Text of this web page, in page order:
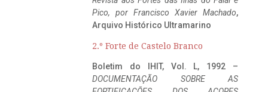
Pico, por Francisco Xavier Machado,
Arquivo Histórico Ultramarino
2.º Forte de Castelo Branco
Boletim do IHIT, Vol. L, 1992 –
DOCUMENTAÇÃO SOBRE AS